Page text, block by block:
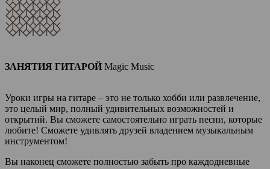
ЗАНЯТИЯ ГИТАРОЙ Magic Music
Уроки игры на гитаре – это не только хобби или развлечение,
это целый мир, полный удивительных возможностей и
открытий. Вы сможете самостоятельно играть песни, которые
любите! Сможете удивлять друзей владением музыкальным
инструментом!
Вы наконец сможете полностью забыть про каждодневные